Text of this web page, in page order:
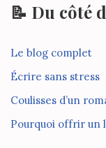
📝 Du côté
Le blog complet
Écrire sans stress
Coulisses d’un
Pourquoi offrir un